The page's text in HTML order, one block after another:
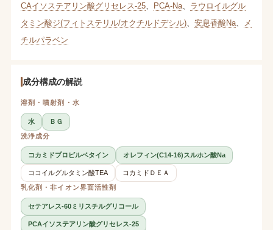
CAイソステアリン酸グリセレス-25、 PCA-Na、 ラウロイルグル
タミン酸ジ(フィトステリル/オクチルドデシル)、 安息香酸Na、
メ
チルパラベン
成分構成の解説
溶剤・噴射剤・水
水
ＢＧ
洗浄成分
コカミドプロピルベタイン オレフィン(C14-16)スルホン酸Na
ココイルグルタミン酸TEA
コカミドＤＥＡ
乳化剤・非イオン界面活性剤
セテアレス-60ミリスチルグリコール
PCAイソステアリン酸グリセレス-25